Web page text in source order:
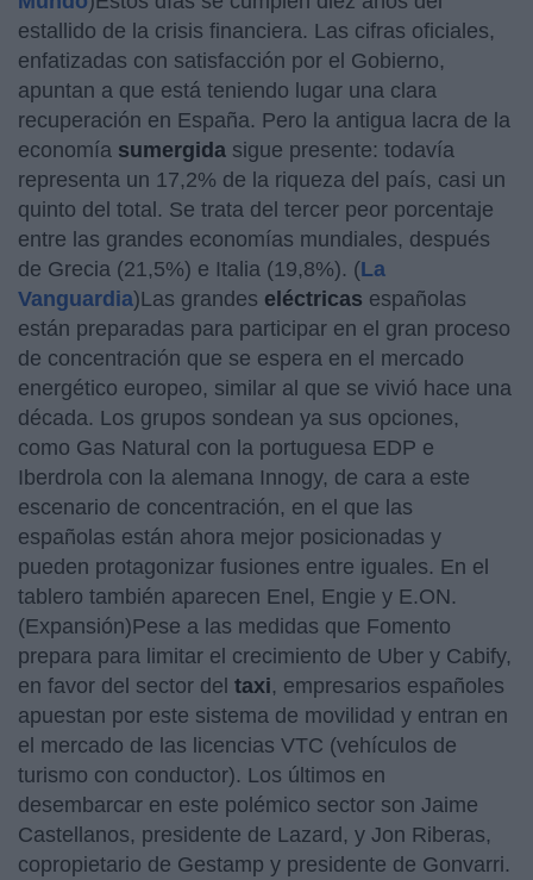
estallido de la crisis financiera. Las cifras oficiales,
enfatizadas con satisfacción por el Gobierno,
apuntan a que está teniendo lugar una clara
recuperación en España. Pero la antigua lacra de la
economía sumergida sigue presente: todavía
representa un 17,2% de la riqueza del país, casi un
quinto del total. Se trata del tercer peor porcentaje
entre las grandes economías mundiales, después
de Grecia (21,5%) e Italia (19,8%). (La
Vanguardia)Las grandes eléctricas españolas
están preparadas para participar en el gran proceso
de concentración que se espera en el mercado
energético europeo, similar al que se vivió hace una
década. Los grupos sondean ya sus opciones,
como Gas Natural con la portuguesa EDP e
Iberdrola con la alemana Innogy, de cara a este
escenario de concentración, en el que las
españolas están ahora mejor posicionadas y
pueden protagonizar fusiones entre iguales. En el
tablero también aparecen Enel, Engie y E.ON.
(Expansión)Pese a las medidas que Fomento
prepara para limitar el crecimiento de Uber y Cabify,
en favor del sector del taxi, empresarios españoles
apuestan por este sistema de movilidad y entran en
el mercado de las licencias VTC (vehículos de
turismo con conductor). Los últimos en
desembarcar en este polémico sector son Jaime
Castellanos, presidente de Lazard, y Jon Riberas,
copropietario de Gestamp y presidente de Gonvarri.